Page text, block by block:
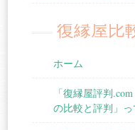
復縁屋比
ホーム
「復縁屋評判
の比較と評判」